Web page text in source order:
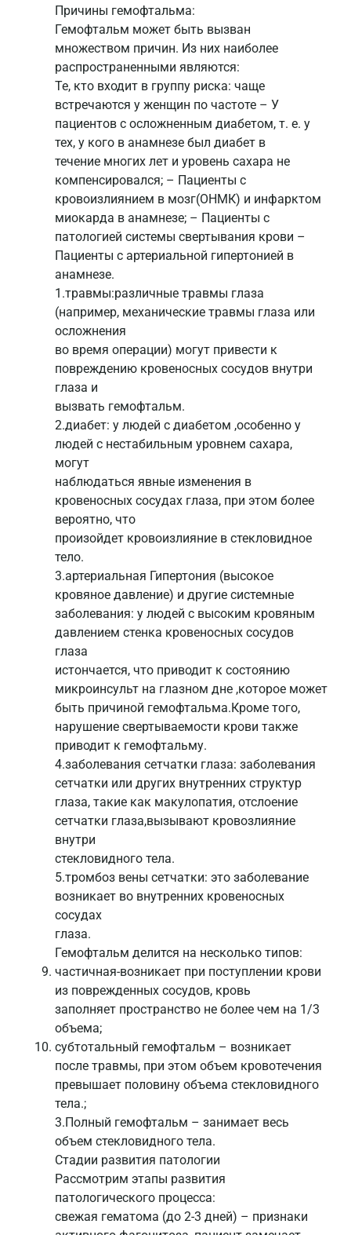
Причины гемофтальма:
Гемофтальм может быть вызван
множеством причин. Из них наиболее
распространенными являются:
Те, кто входит в группу риска: чаще
встречаются у женщин по частоте – У
пациентов с осложненным диабетом, т. е. у
тех, у кого в анамнезе был диабет в
течение многих лет и уровень сахара не
компенсировался; – Пациенты с
кровоизлиянием в мозг(ОНМК) и инфарктом
миокарда в анамнезе; – Пациенты с
патологией системы свертывания крови –
Пациенты с артериальной гипертонией в
анамнезе.
1.травмы:различные травмы глаза
(например, механические травмы глаза или
осложнения
во время операции) могут привести к
повреждению кровеносных сосудов внутри
глаза и
вызвать гемофтальм.
2.диабет: у людей с диабетом ,особенно у
людей с нестабильным уровнем сахара,
могут
наблюдаться явные изменения в
кровеносных сосудах глаза, при этом более
вероятно, что
произойдет кровоизлияние в стекловидное
тело.
3.артериальная Гипертония (высокое
кровяное давление) и другие системные
заболевания: у людей с высоким кровяным
давлением стенка кровеносных сосудов
глаза
истончается, что приводит к состоянию
микроинсульт на глазном дне ,которое может
быть причиной гемофтальма.Кроме того,
нарушение свертываемости крови также
приводит к гемофтальму.
4.заболевания сетчатки глаза: заболевания
сетчатки или других внутренних структур
глаза, такие как макулопатия, отслоение
сетчатки глаза,вызывают кровозлияние
внутри
стекловидного тела.
5.тромбоз вены сетчатки: это заболевание
возникает во внутренних кровеносных
сосудах
глаза.
Гемофтальм делится на несколько типов:
частичная-возникает при поступлении крови
из поврежденных сосудов, кровь
заполняет пространство не более чем на 1/3
объема;
субтотальный гемофтальм – возникает
после травмы, при этом объем кровотечения
превышает половину объема стекловидного
тела.;
3.Полный гемофтальм – занимает весь
объем стекловидного тела.
Стадии развития патологии
Рассмотрим этапы развития
патологического процесса:
свежая гематома (до 2-3 дней) – признаки